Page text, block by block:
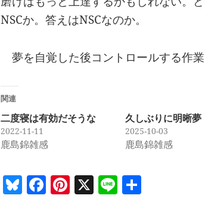
NSCか。答えはNSCなのか。
夢を自覚した後コントロールする作
関連
二度寝は有効だそうな
2022-11-11
鹿島錦雑感
久しぶりに明晰夢
2025-10-03
鹿島錦雑感
Bl F Pi X Li